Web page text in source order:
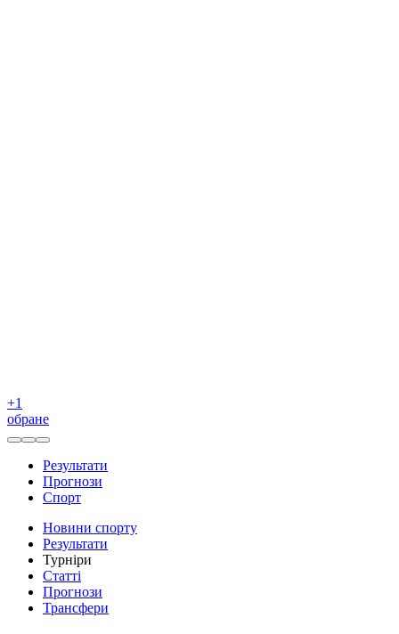
+1
обране
Результати
Прогнози
Спорт
Новини спорту
Результати
Турніри
Статті
Прогнози
Трансфери